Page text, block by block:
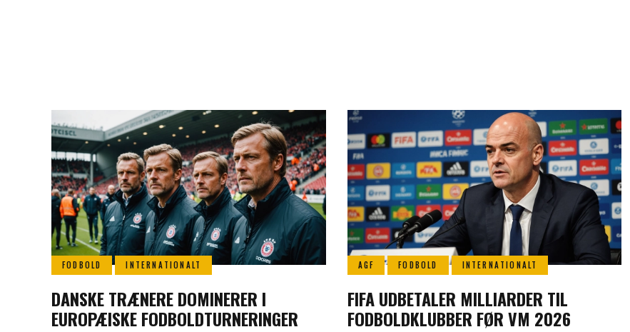
FODBOLD INTERNATIONALT
DANSKE TRÆNERE DOMINERER I
EUROPÆISKE FODBOLDTURNERINGER
AGF FODBOLD INTERNATIONALT
FIFA UDBETALER MILLIARDER TIL
FODBOLDKLUBBER FØR VM 2026